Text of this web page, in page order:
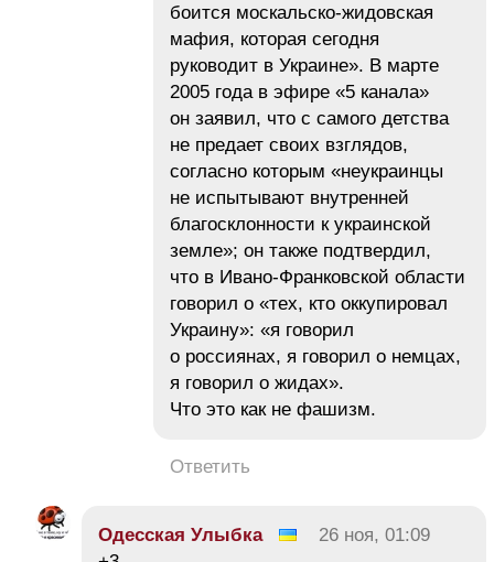
боится москальско-жидовская
мафия, которая сегодня
руководит в Украине». В марте
2005 года в эфире «5 канала»
он заявил, что с самого детства
не предает своих взглядов,
согласно которым «неукраинцы
не испытывают внутренней
благосклонности к украинской
земле»; он также подтвердил,
что в Ивано-Франковской области
говорил о «тех, кто оккупировал
Украину»: «я говорил
о россиянах, я говорил о немцах,
я говорил о жидах».
Что это как не фашизм.
Ответить
Одесская Улыбка
26 ноя, 01:09